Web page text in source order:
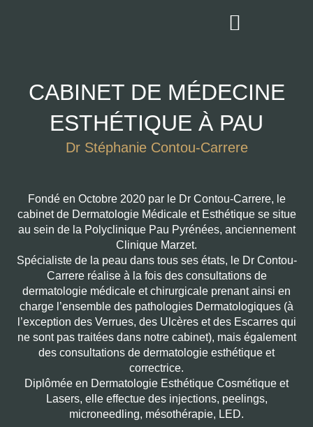
CABINET DE MÉDECINE
ESTHÉTIQUE À PAU
Dr Stéphanie Contou-Carrere
Fondé en Octobre 2020 par le Dr Contou-Carrere, le
cabinet de Dermatologie Médicale et Esthétique se situe
au sein de la Polyclinique Pau Pyrénées, anciennement
Clinique Marzet.
Spécialiste de la peau dans tous ses états, le Dr Contou-
Carrere réalise à la fois des consultations de
dermatologie médicale et chirurgicale prenant ainsi en
charge l’ensemble des pathologies Dermatologiques (à
l’exception des Verrues, des Ulcères et des Escarres qui
ne sont pas traitées dans notre cabinet), mais également
des consultations de dermatologie esthétique et
correctrice.
Diplômée en Dermatologie Esthétique Cosmétique et
Lasers, elle effectue des injections, peelings,
microneedling, mésothérapie, LED.